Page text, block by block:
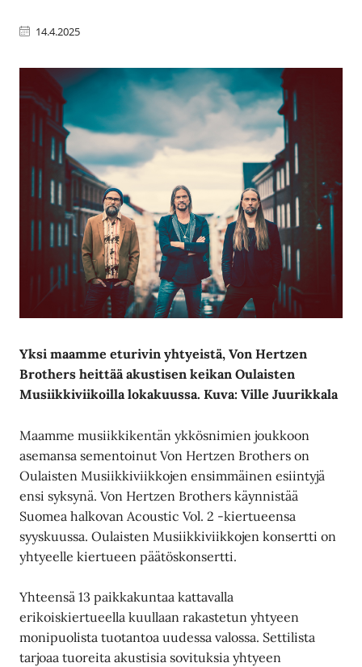
14.4.2025
Yksi maamme eturivin yhtyeistä, Von Hertzen
Brothers heittää akustisen keikan Oulaisten
Musiikkiviikoilla lokakuussa. Kuva: Ville Juurikkala
Maamme musiikkikentän ykkösnimien joukkoon
asemansa sementoinut Von Hertzen Brothers on
Oulaisten Musiikkiviikkojen ensimmäinen esiintyjä
ensi syksynä. Von Hertzen Brothers käynnistää
Suomea halkovan Acoustic Vol. 2 -kiertueensa
syyskuussa. Oulaisten Musiikkiviikkojen konsertti on
yhtyeelle kiertueen päätöskonsertti.
Yhteensä 13 paikkakuntaa kattavalla
erikoiskiertueella kuullaan rakastetun yhtyeen
monipuolista tuotantoa uudessa valossa. Settilista
tarjoaa tuoreita akustisia sovituksia yhtyeen